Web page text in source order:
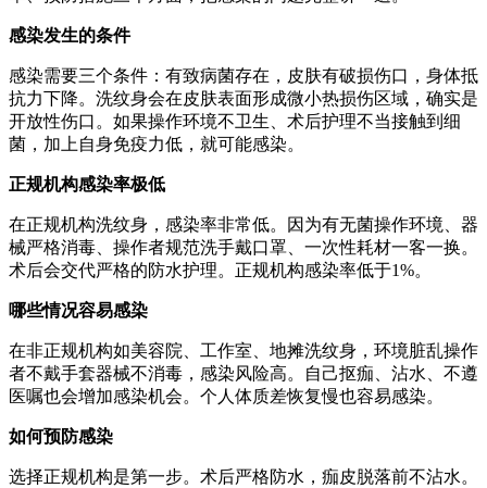
感染发生的条件
感染需要三个条件：有致病菌存在，皮肤有破损伤口，身体抵
抗力下降。洗纹身会在皮肤表面形成微小热损伤区域，确实是
开放性伤口。如果操作环境不卫生、术后护理不当接触到细
菌，加上自身免疫力低，就可能感染。
正规机构感染率极低
在正规机构洗纹身，感染率非常低。因为有无菌操作环境、器
械严格消毒、操作者规范洗手戴口罩、一次性耗材一客一换。
术后会交代严格的防水护理。正规机构感染率低于1%。
哪些情况容易感染
在非正规机构如美容院、工作室、地摊洗纹身，环境脏乱操作
者不戴手套器械不消毒，感染风险高。自己抠痂、沾水、不遵
医嘱也会增加感染机会。个人体质差恢复慢也容易感染。
如何预防感染
选择正规机构是第一步。术后严格防水，痂皮脱落前不沾水。